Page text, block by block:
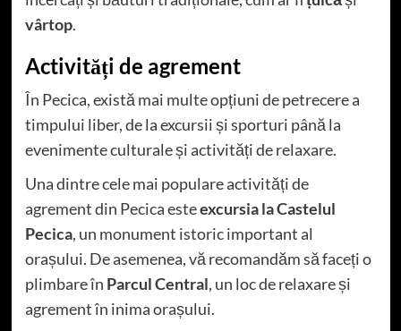
vârtop.
Activități de agrement
În Pecica, există mai multe opțiuni de petrecere a
timpului liber, de la excursii și sporturi până la
evenimente culturale și activități de relaxare.
Una dintre cele mai populare activități de
agrement din Pecica esteexcursia la Castelul
Pecica, un monument istoric important al
orașului. De asemenea, vă recomandăm să faceți o
plimbare în Parcul Central, un loc de relaxare și
agrement în inima orașului.